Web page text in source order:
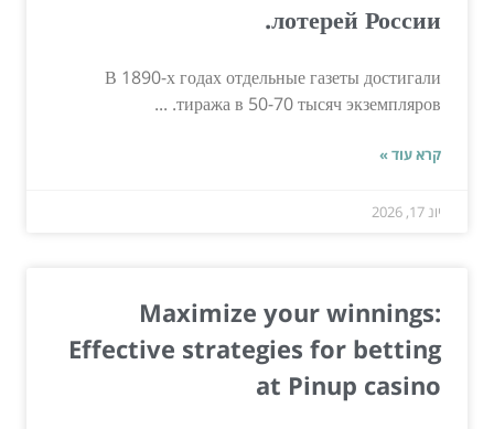
лотерей России.
В 1890-х годах отдельные газеты достигали
тиража в 50-70 тысяч экземпляров. ...
קרא עוד »
יונ 17, 2026
Maximize your winnings:
Effective strategies for betting
at Pinup casino